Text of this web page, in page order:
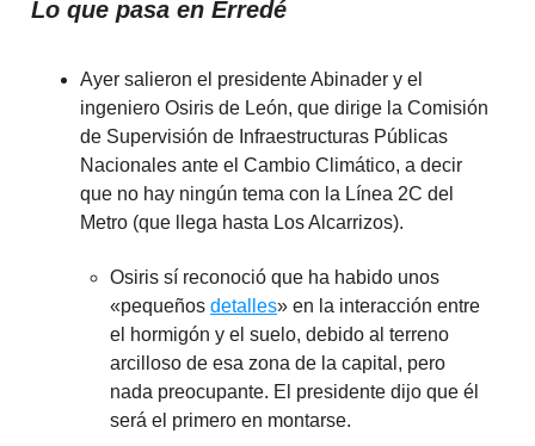
Lo que pasa en Erredé
Ayer salieron el presidente Abinader y el
ingeniero Osiris de León, que dirige la Comisión
de Supervisión de Infraestructuras Públicas
Nacionales ante el Cambio Climático, a decir
que no hay ningún tema con la Línea 2C del
Metro (que llega hasta Los Alcarrizos).
Osiris sí reconoció que ha habido unos
«pequeños detalles» en la interacción entre
el hormigón y el suelo, debido al terreno
arcilloso de esa zona de la capital, pero
nada preocupante. El presidente dijo que él
será el primero en montarse.